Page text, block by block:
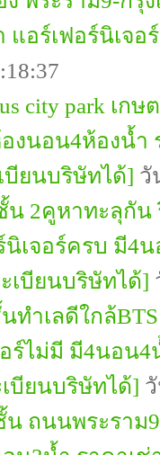
อร์เฟอร์นิเจอ
city park เก
งนอน4ห้องน้ำ
บียนบริษัทได้] วั
น 2คูหาทะลุกั
นิเจอร์ครบ มี4
เบียนบริษัทได้]
ทำเลดีใกล้
ร์ไม่มี มี4นอน
บียนบริษัทได้]
ถนนพระราม